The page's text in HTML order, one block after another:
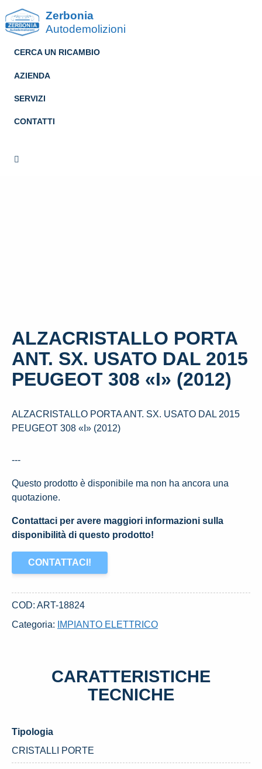
Zerbonia
Autodemolizioni
CERCA UN RICAMBIO
AZIENDA
SERVIZI
CONTATTI
ALZACRISTALLO PORTA
ANT. SX. USATO DAL 2015
PEUGEOT 308 «I» (2012)
ALZACRISTALLO PORTA ANT. SX. USATO DAL 2015
PEUGEOT 308 «I» (2012)
---
Questo prodotto è disponibile ma non ha ancora una
quotazione.
Contattaci per avere maggiori informazioni sulla
disponibilità di questo prodotto!
CONTATTACI!
COD: ART-18824
Categoria:
IMPIANTO ELETTRICO
CARATTERISTICHE
TECNICHE
Tipologia
CRISTALLI PORTE